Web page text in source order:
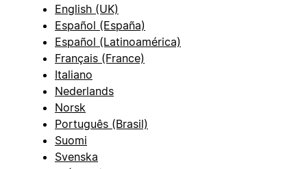
English (UK)
Español (España)
Español (Latinoamérica)
Français (France)
Italiano
Nederlands
Norsk
Português (Brasil)
Suomi
Svenska